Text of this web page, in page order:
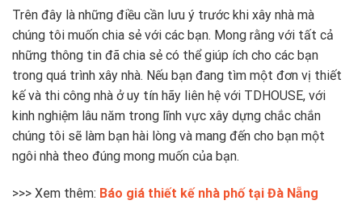
Trên đây là những điều cần lưu ý trước khi xây nhà mà
chúng tôi muốn chia sẻ với các bạn. Mong rằng với tất cả
những thông tin đã chia sẻ có thể giúp ích cho các bạn
trong quá trình xây nhà. Nếu bạn đang tìm một đơn vị thiết
kế và thi công nhà ở uy tín hãy liên hệ với TDHOUSE, với
kinh nghiệm lâu năm trong lĩnh vực xây dựng chắc chắn
chúng tôi sẽ làm bạn hài lòng và mang đến cho bạn một
ngôi nhà theo đúng mong muốn của bạn.
>>> Xem thêm: Báo giá thiết kế nhà phố tại Đà Nẵng